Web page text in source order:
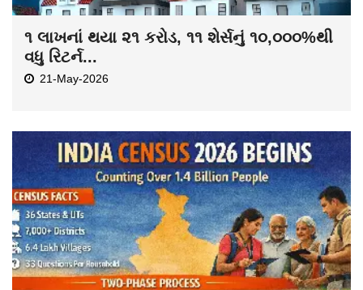
૧ લાખનાં થયા ૨૧ કરોડ, ૧૧ શેર્સનું ૧૦,૦૦૦%થી
વધુ રિટર્ન...
21-May-2026